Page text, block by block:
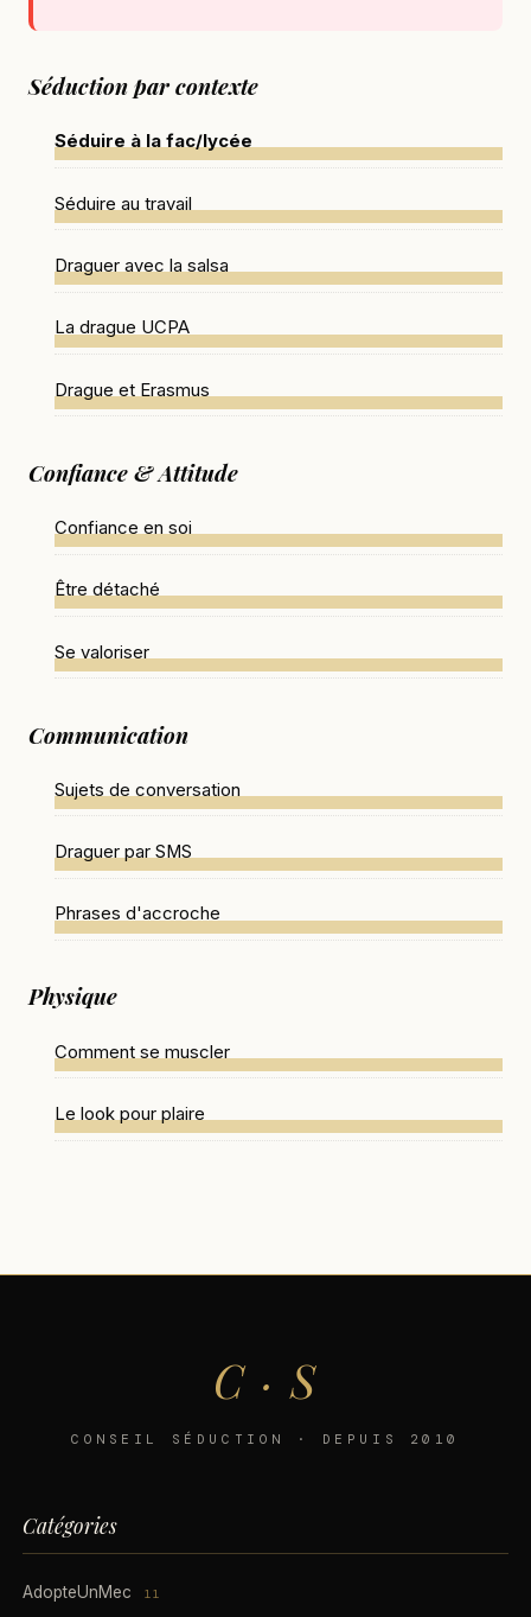
Séduction par contexte
Séduire à la fac/lycée
Séduire au travail
Draguer avec la salsa
La drague UCPA
Drague et Erasmus
Confiance & Attitude
Confiance en soi
Être détaché
Se valoriser
Communication
Sujets de conversation
Draguer par SMS
Phrases d'accroche
Physique
Comment se muscler
Le look pour plaire
C · S
CONSEIL SÉDUCTION · DEPUIS 2010
Catégories
AdopteUnMec 11